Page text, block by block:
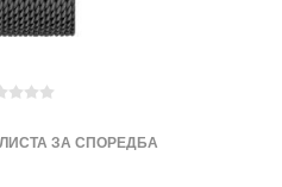
ЗА СПОРЕДБА